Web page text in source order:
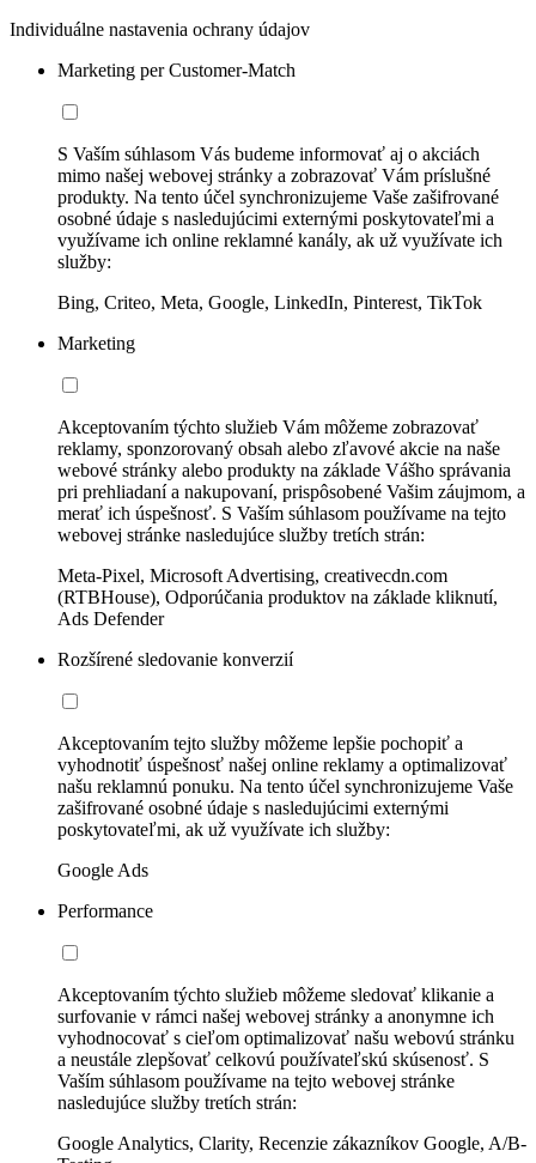
Individuálne nastavenia ochrany údajov
Marketing per Customer-Match
S Vaším súhlasom Vás budeme informovať aj o akciách
mimo našej webovej stránky a zobrazovať Vám príslušné
produkty. Na tento účel synchronizujeme Vaše zašifrované
osobné údaje s nasledujúcimi externými poskytovateľmi a
využívame ich online reklamné kanály, ak už využívate ich
služby:
Bing, Criteo, Meta, Google, LinkedIn, Pinterest, TikTok
Marketing
Akceptovaním týchto služieb Vám môžeme zobrazovať
reklamy, sponzorovaný obsah alebo zľavové akcie na naše
webové stránky alebo produkty na základe Vášho správania
pri prehliadaní a nakupovaní, prispôsobené Vašim záujmom, a
merať ich úspešnosť. S Vaším súhlasom používame na tejto
webovej stránke nasledujúce služby tretích strán:
Meta-Pixel, Microsoft Advertising, creativecdn.com
(RTBHouse), Odporúčania produktov na základe kliknutí,
Ads Defender
Rozšírené sledovanie konverzií
Akceptovaním tejto služby môžeme lepšie pochopiť a
vyhodnotiť úspešnosť našej online reklamy a optimalizovať
našu reklamnú ponuku. Na tento účel synchronizujeme Vaše
zašifrované osobné údaje s nasledujúcimi externými
poskytovateľmi, ak už využívate ich služby:
Google Ads
Performance
Akceptovaním týchto služieb môžeme sledovať klikanie a
surfovanie v rámci našej webovej stránky a anonymne ich
vyhodnocovať s cieľom optimalizovať našu webovú stránku
a neustále zlepšovať celkovú používateľskú skúsenosť. S
Vaším súhlasom používame na tejto webovej stránke
nasledujúce služby tretích strán:
Google Analytics, Clarity, Recenzie zákazníkov Google, A/B-